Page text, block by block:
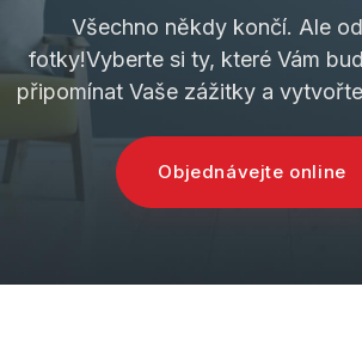
Všechno někdy končí. Ale
fotky!Vyberte si ty, které Vám
připomínat Vaše zážitky a
Objednávejte online